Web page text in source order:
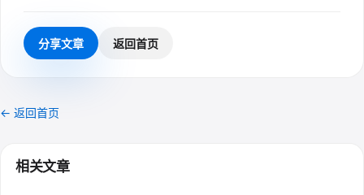
分享文章 返回首页
← 返回首页
相关文章